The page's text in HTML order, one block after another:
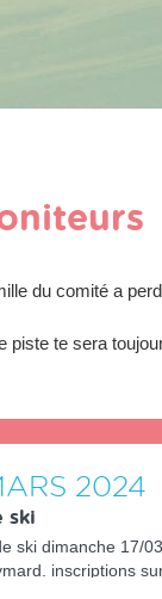
du comité a
piste te sera
2024
ski
ski dimanche 17/
inscriptions